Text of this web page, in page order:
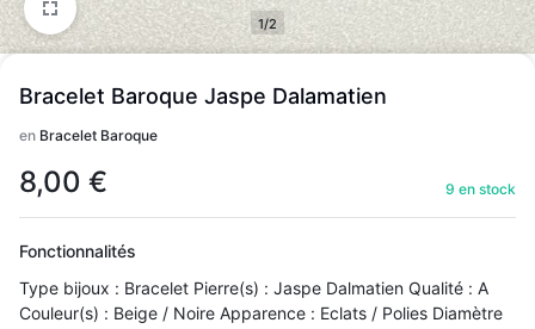
1/2
Bracelet Baroque Jaspe Dalamatien
en Bracelet Baroque
8,00 € 9 en stock
Fonctionnalités
Type bijoux : Bracelet Pierre(s) : Jaspe Dalmatien Qualité : A
Couleur(s) : Beige / Noire Apparence : Eclats / Polies Diamètre